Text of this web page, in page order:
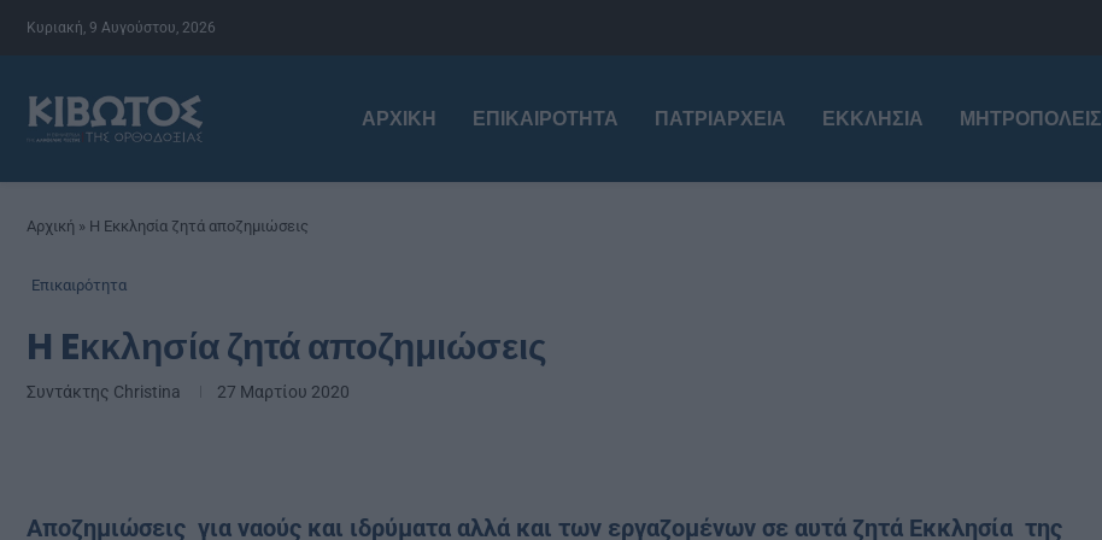
Κυριακή, 9 Αυγούστου, 2026
ΑΡΧΙΚΉ ΕΠΙΚΑΙΡΌΤΗΤΑ ΠΑΤΡΙΑΡΧΕΊΑ ΕΚΚΛΗΣΊΑ ΜΗΤΡΟΠΌΛΕΙΣ
Αρχική » H Eκκλησία ζητά αποζημιώσεις
Επικαιρότητα
H Eκκλησία ζητά αποζημιώσεις
Συντάκτης Christina 27 Μαρτίου 2020
Αποζημιώσεις για ναούς και ιδρύματα αλλά και των εργαζομένων σε αυτά ζητά Εκκλησία της